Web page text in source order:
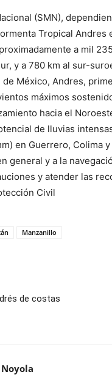
(SMN),
Tropical
a mil
y a 780 km al sur-
México, Andres,
máximos
hacia el
de lluvias
en Guerrero, Colima
general y a la
y atender las
Civil
Manzanillo
de costas